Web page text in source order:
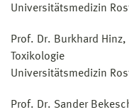
Universitätsmedizin
Prof. Dr. Burkhard
Toxikologie
Universitätsmedizin
Prof. Dr. Sander